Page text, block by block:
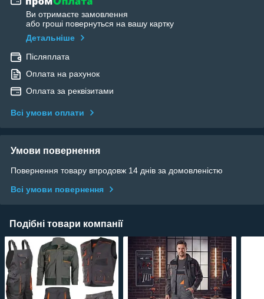
Ви отримаєте замовлення
або гроші повернуться на вашу картку
Детальніше
Післяплата
Оплата на рахунок
Оплата за реквізитами
Всі умови оплати
Умови повернення
Повернення товару впродовж 14 днів за домовленістю
Всі умови повернення
Подібні товари компанії